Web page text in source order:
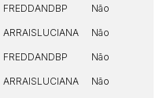
FREDDANDBP Não
ARRAISLUCIANA Não
FREDDANDBP Não
ARRAISLUCIANA Não